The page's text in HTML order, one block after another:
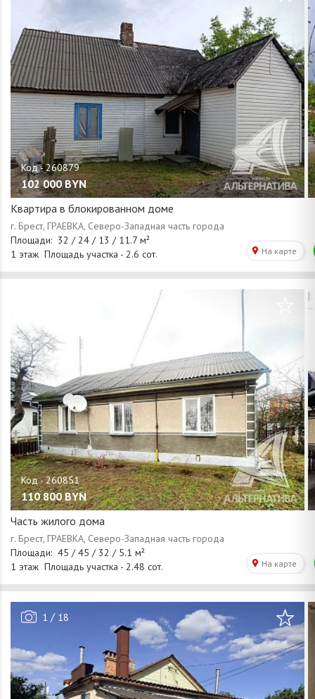
102 000 BYN
Квартира в блокированном доме
110 800 BYN
Часть жилого дома
1 / 18